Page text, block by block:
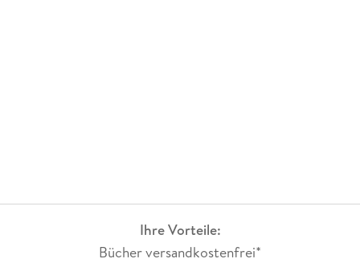
Ihre Vorteile:
Bücher versandkostenfrei*